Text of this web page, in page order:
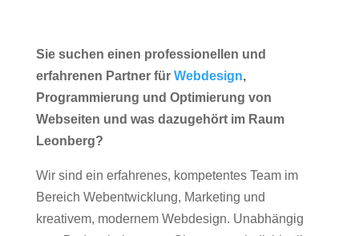
Sie suchen einen professionellen und
erfahrenen Partner für Webdesign,
Programmierung und Optimierung von
Webseiten und was dazugehört im Raum
Leonberg?
Wir sind ein erfahrenes, kompetentes Team im
Bereich Webentwicklung, Marketing und
kreativem, modernem Webdesign. Unabhängig